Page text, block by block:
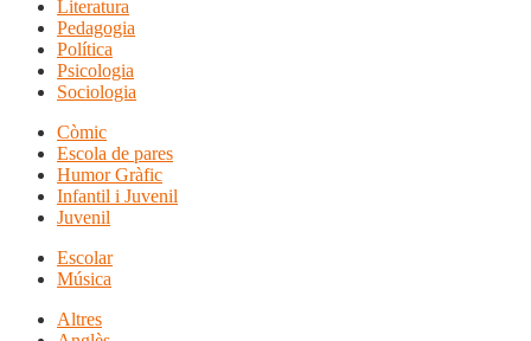
Literatura
Pedagogia
Política
Psicologia
Sociologia
Còmic
Escola de pares
Humor Gràfic
Infantil i Juvenil
Juvenil
Escolar
Música
Altres